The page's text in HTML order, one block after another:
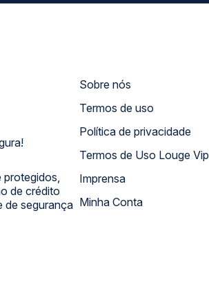
protegidos,
de crédito
de segurança
Sobre nós
Termos de uso
Política de privacidade
Termos de Uso Louge Vip
Imprensa
Minha Conta